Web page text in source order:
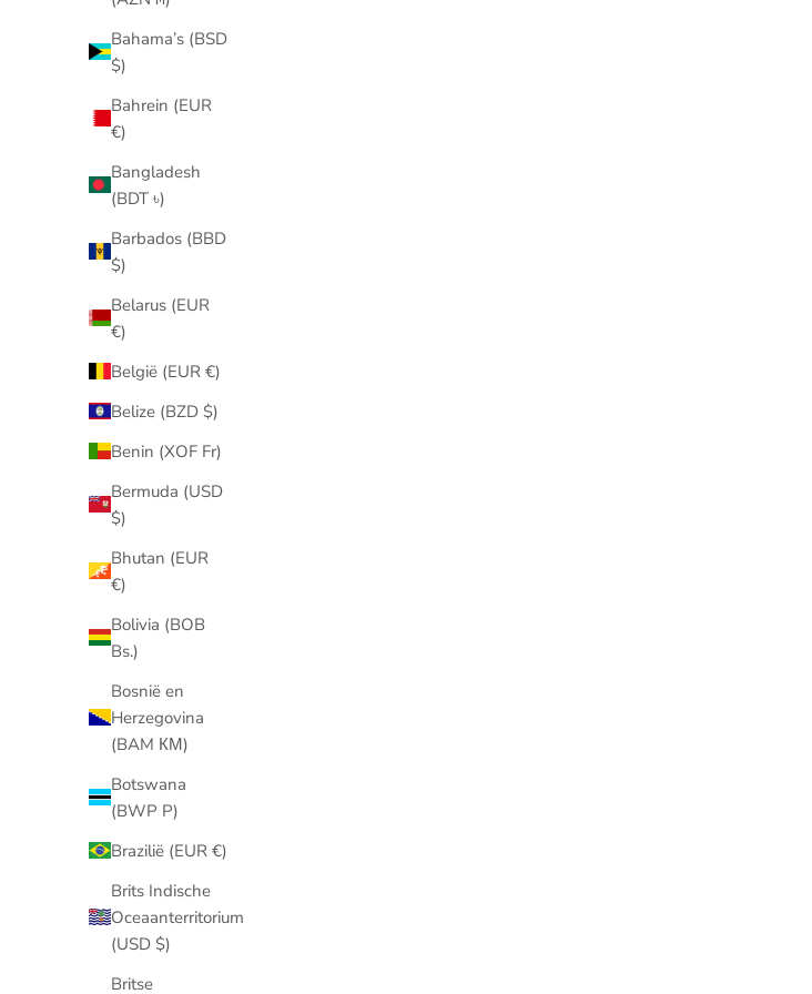
Bahama’s (BSD
$)
Bahrein (EUR
€)
Bangladesh
(BDT ৳)
Barbados (BBD
$)
Belarus (EUR
€)
België (EUR €)
Belize (BZD $)
Benin (XOF Fr)
Bermuda (USD
$)
Bhutan (EUR
€)
Bolivia (BOB
Bs.)
Bosnië en
Herzegovina
(BAM КМ)
Botswana
(BWP P)
Brazilië (EUR €)
Brits Indische
Oceaanterritorium
(USD $)
Britse
Butterfly
Butterfly Collection met Ruby Celine.
Meer informatie